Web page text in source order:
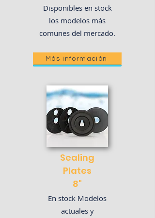
Disponibles en stock
los modelos más
comunes del mercado.
Más información
Sealing
Plates
8"
En stock Modelos
actuales y